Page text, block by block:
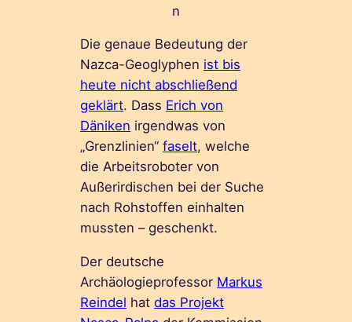
n
Die genaue Bedeutung der
Nazca-Geoglyphen ist bis
heute nicht abschließend
geklärt. Dass Erich von
Däniken irgendwas von
„Grenzlinien“faselt, welche
die Arbeitsroboter von
Außerirdischen bei der Suche
nach Rohstoffen einhalten
mussten – geschenkt.
Der deutsche
Archäologieprofessor Markus
Reindel hatdas Projekt